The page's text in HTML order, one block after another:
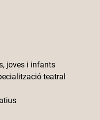
joves i infants
teatral